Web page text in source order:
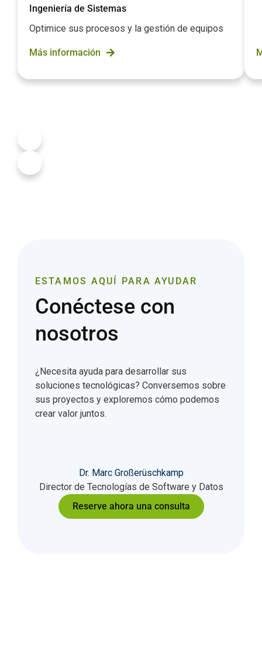
Ingeniería de Sistemas
Optimice sus procesos y la gestión de equipos
Más información
Dr. Marc Großerüschkamp
Director de Tecnologías de Software y Datos
ESTAMOS AQUÍ PARA AYUDAR
Conéctese con
nosotros
¿Necesita ayuda para desarrollar sus
soluciones tecnológicas? Conversemos sobre
sus proyectos y exploremos cómo podemos
crear valor juntos.
Reserve ahora una consulta